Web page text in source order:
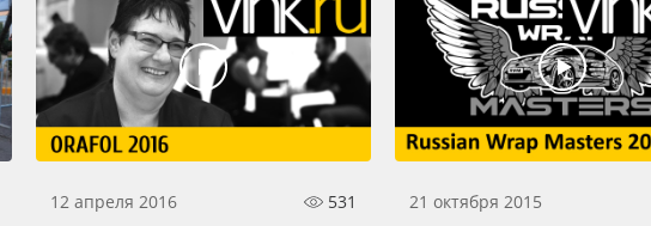
12 апреля 2016 531 21 октября 2015